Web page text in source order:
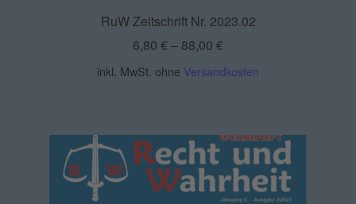
RuW Zeitschrift Nr. 2023.02
6,80 €– 88,00 €
inkl. MwSt. ohne Versandkosten